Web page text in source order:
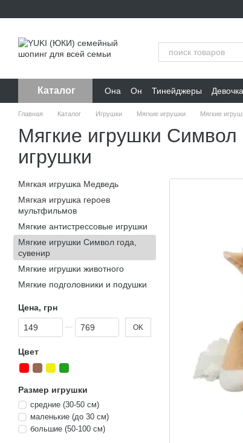
Каталог Она Он Тинейджеры
Главная Каталог Игрушки Мягкие игрушки Мягкие
Мягкие игрушки Символ
игрушки
Мягкая игрушка Медведь
Мягкая игрушка героев
мультфильмов
Мягкие антистрессовые игрушки
Мягкие игрушки Символ года,
сувенир
Мягкие игрушки животного
Мягкие подголовники и подушки
Цена, грн
От Цена, грн
До Цена, грн OK
Цвет
Размер игрушки
средние (30-50 см)
маленькие (до 30 см)
большие (50-100 см)